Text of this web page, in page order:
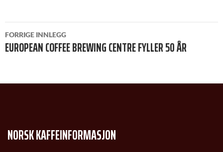
INNLEGGSNAVIGASJON
FORRIGE INNLEGG
EUROPEAN COFFEE BREWING CENTRE FYLLER 50 ÅR
NORSK KAFFEINFORMASJON